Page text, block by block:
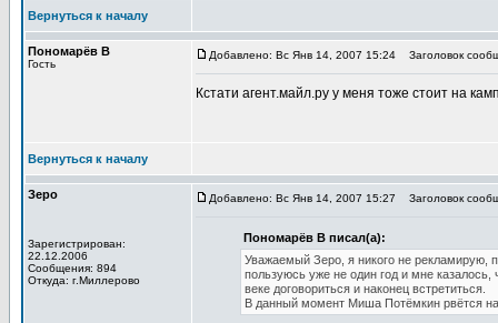
Вернуться к началу
Пономарёв В
Гость
Добавлено: Вс Янв 14, 2007 15:24 Заголовок
Кстати агент.майл.ру у меня тоже стоит на
Вернуться к началу
Зеро
Зарегистрирован:
22.12.2006
Сообщения: 894
Откуда: г.Миллерово
Добавлено: Вс Янв 14, 2007 15:27 Заголовок
Пономарёв В писал(а):
Уважаемый Зеро, я никого не рекламирую,
пользуюсь уже не один год и мне
веке договориться и наконец встретиться.
В данный момент Миша Потёмкин рвётся